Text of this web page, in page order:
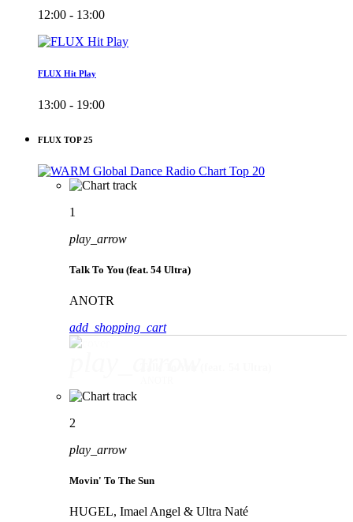
12:00 - 13:00
FLUX Hit Play
13:00 - 19:00
FLUX TOP 25
1
play_arrow
Talk To You (feat. 54 Ultra)
ANOTR
add_shopping_cart
2
play_arrow
Movin' To The Sun
HUGEL, Imael Angel & Ultra Naté